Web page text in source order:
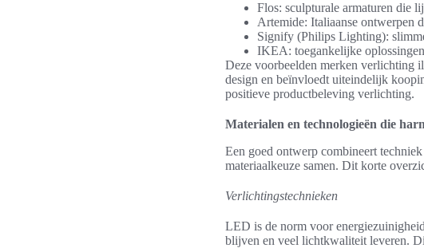
Flos: sculpturale armaturen die
Artemide: Italiaanse ontwerpen
Signify (Philips Lighting):
IKEA: toegankelijke
Deze voorbeelden merken verlichting
design en beïnvloedt uiteindelijk
positieve productbeleving verlichting.
Materialen en technologieën die
Een goed ontwerp combineert
materiaalkeuze samen. Dit korte
Verlichtingstechnieken
LED is de norm voor
blijven en veel lichtkwaliteit leveren.